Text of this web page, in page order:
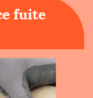
fuite